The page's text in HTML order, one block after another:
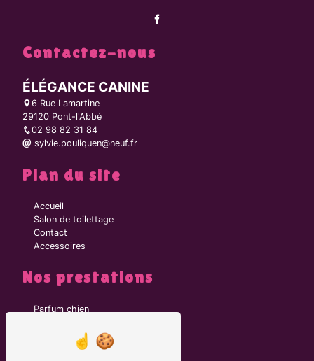
Contactez-nous
ÉLÉGANCE CANINE
6 Rue Lamartine
29120 Pont-l'Abbé
02 98 82 31 84
sylvie.pouliquen@neuf.fr
Plan du site
Accueil
Salon de toilettage
Contact
Accessoires
Nos prestations
Parfum chien
Brosse chien
Collier chien